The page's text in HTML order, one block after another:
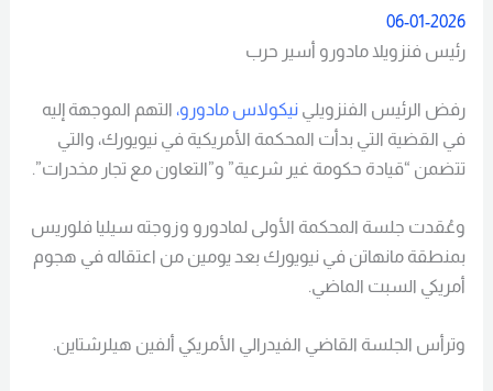
06-01-2026
رئيس فنزويلا مادورو أسير حرب
رفض الرئيس الفنزويلي نيكولاس مادورو،التهم الموجهة إليه
في القضية التي بدأت المحكمة الأمريكية في نيويورك، والتي
تتضمن “قيادة حكومة غير شرعية” و”التعاون مع تجار مخدرات”.
وعُقدت جلسة المحكمة الأولى لمادورو وزوجته سيليا فلوريس
بمنطقة مانهاتن في نيويورك بعد يومين من اعتقاله في هجوم
أمريكي السبت الماضي.
وترأس الجلسة القاضي الفيدرالي الأمريكي ألفين هيلرشتاين.